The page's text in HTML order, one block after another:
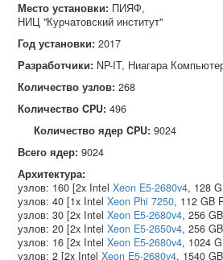
Место установки: ПИЯФ,
НИЦ "Курчатовский институт"
Год установки: 2017
Разработчики: NP-IT, Ниагара
Количество узлов: 268
Количество CPU: 496
Количество ядер CPU: 9024
Всего ядер: 9024
Архитектура:
узлов: 160 [2x Intel Xeon E5-2680v4, 128
узлов: 40 [1x Intel Xeon Phi 7250, 112 GB
узлов: 30 [2x Intel Xeon E5-2680v4, 256
узлов: 20 [2x Intel Xeon E5-2650v4, 256
узлов: 16 [2x Intel Xeon E5-2680v4, 1024
узлов: 2 [2x Intel Xeon E5-2680v4, 1540